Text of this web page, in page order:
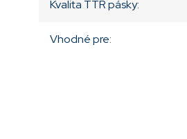
Kvalita TTR pásky:
Vhodné pre: